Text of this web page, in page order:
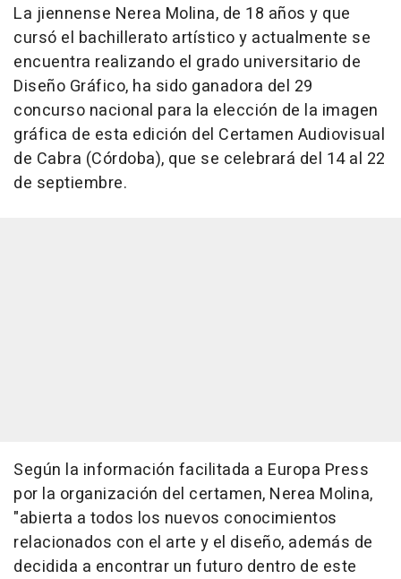
La jiennense Nerea Molina, de 18 años y que
cursó el bachillerato artístico y actualmente se
encuentra realizando el grado universitario de
Diseño Gráfico, ha sido ganadora del 29
concurso nacional para la elección de la imagen
gráfica de esta edición del Certamen Audiovisual
de Cabra (Córdoba), que se celebrará del 14 al 22
de septiembre.
Según la información facilitada a Europa Press
por la organización del certamen, Nerea Molina,
"abierta a todos los nuevos conocimientos
relacionados con el arte y el diseño, además de
decidida a encontrar un futuro dentro de este